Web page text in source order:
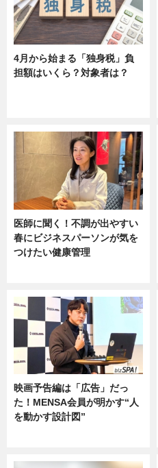
4月から始まる「独身税」負
担額はいくら？対象者は？
医師に聞く！不調が出やすい
春にビジネスパーソンが気を
つけたい健康管理
映画予告編は「広告」だっ
た！MENSA会員が明かす“人
を動かす設計図”